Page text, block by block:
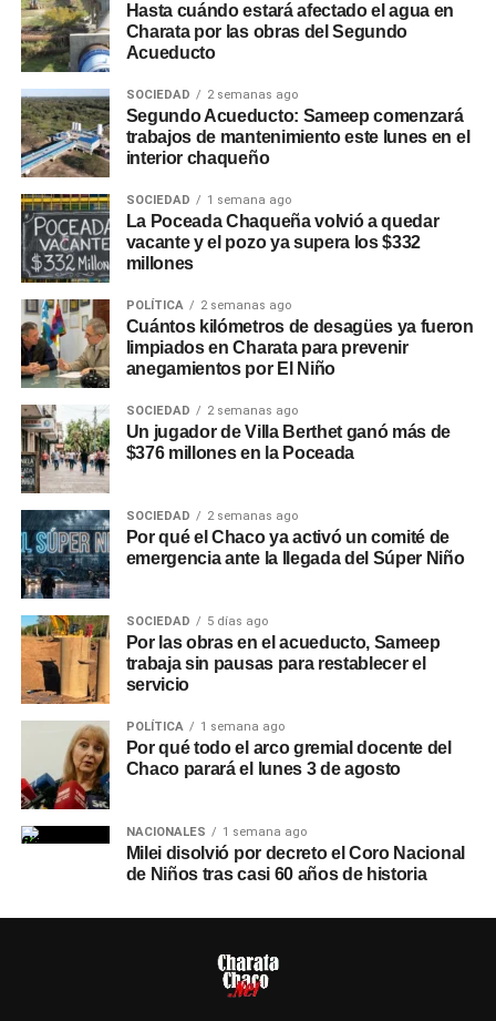
Hasta cuándo estará afectado el agua en
Charata por las obras del Segundo
Acueducto
SOCIEDAD 2 semanas ago
Segundo Acueducto: Sameep comenzará
trabajos de mantenimiento este lunes en el
interior chaqueño
SOCIEDAD 1 semana ago
La Poceada Chaqueña volvió a quedar
vacante y el pozo ya supera los $332
millones
POLÍTICA 2 semanas ago
Cuántos kilómetros de desagües ya fueron
limpiados en Charata para prevenir
anegamientos por El Niño
SOCIEDAD 2 semanas ago
Un jugador de Villa Berthet ganó más de
$376 millones en la Poceada
SOCIEDAD 2 semanas ago
Por qué el Chaco ya activó un comité de
emergencia ante la llegada del Súper Niño
SOCIEDAD 5 días ago
Por las obras en el acueducto, Sameep
trabaja sin pausas para restablecer el
servicio
POLÍTICA 1 semana ago
Por qué todo el arco gremial docente del
Chaco parará el lunes 3 de agosto
NACIONALES 1 semana ago
Milei disolvió por decreto el Coro Nacional
de Niños tras casi 60 años de historia